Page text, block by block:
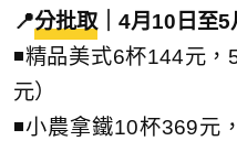
📍分批取 ｜4月10日至5
◾精品美式6杯144元
元）
◾小農拿鐵10杯369元